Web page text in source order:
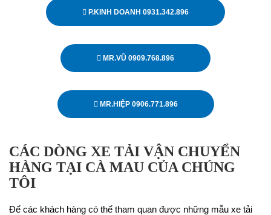
P.KINH DOANH 0931.342.896
MR.VŨ 0909.768.896
MR.HIỆP 0906.771.896
CÁC DÒNG XE TẢI VẬN CHUYỂN
HÀNG TẠI CÀ MAU CỦA CHÚNG
TÔI
Để các khách hàng có thể tham quan được những mẫu xe tải